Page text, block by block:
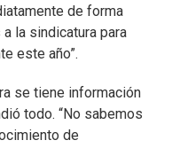
de forma
la sindicatura para
este año”.
se tiene información
todo. “No sabemos
de